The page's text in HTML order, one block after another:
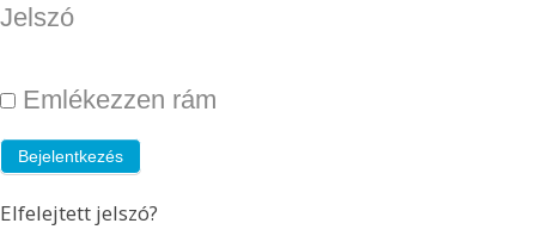
Jelszó
Emlékezzen rám
Elfelejtett jelszó?